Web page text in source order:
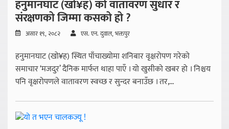
हनुमानघाट (खो¥ह) को वातावरण सुधार र
संरक्षणको जिम्मा कसको हो ?
असार १९, २०८२ एस. एन. दुवाल, भक्तपुर
हनुमानघाट (खो¥ह) स्थित पाँचाख्योमा शनिबार वृक्षरोपण गरेको
समाचार ‘मजदुर’ दैनिक मार्फत थाहा पाएँ । यो खुसीको खबर हो । निश्चय
पनि वृक्षरोपणले वातावरण स्वच्छ र सुन्दर बनाउँछ । तर,...